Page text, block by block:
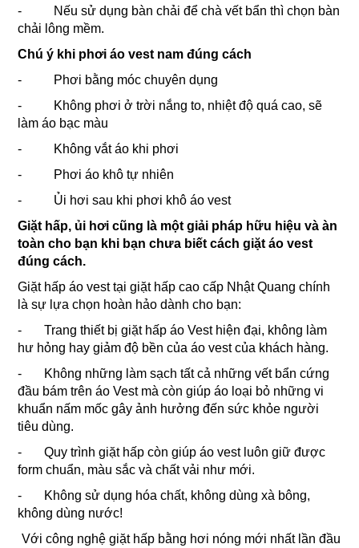
- Nếu sử dụng bàn chải để chà vết bẩn thì chọn bàn
chải lông mềm.
Chú ý khi phơi áo vest nam đúng cách
- Phơi bằng móc chuyên dụng
- Không phơi ở trời nắng to, nhiệt độ quá cao, sẽ
làm áo bạc màu
- Không vắt áo khi phơi
- Phơi áo khô tự nhiên
- Ủi hơi sau khi phơi khô áo vest
Giặt hấp, ủi hơi cũng là một giải pháp hữu hiệu và àn
toàn cho bạn khi bạn chưa biết cách giặt áo vest
đúng cách.
Giặt hấp áo vest tại giặt hấp cao cấp Nhật Quang chính
là sự lựa chọn hoàn hảo dành cho bạn:
- Trang thiết bị giặt hấp áo Vest hiện đại, không làm
hư hỏng hay giảm độ bền của áo vest của khách hàng.
- Không những làm sạch tất cả những vết bẩn cứng
đầu bám trên áo Vest mà còn giúp áo loại bỏ những vi
khuẩn nấm mốc gây ảnh hưởng đến sức khỏe người
tiêu dùng.
- Quy trình giặt hấp còn giúp áo vest luôn giữ được
form chuẩn, màu sắc và chất vải như mới.
- Không sử dụng hóa chất, không dùng xà bông,
không dùng nước!
Với công nghệ giặt hấp bằng hơi nóng mới nhất lần đầu